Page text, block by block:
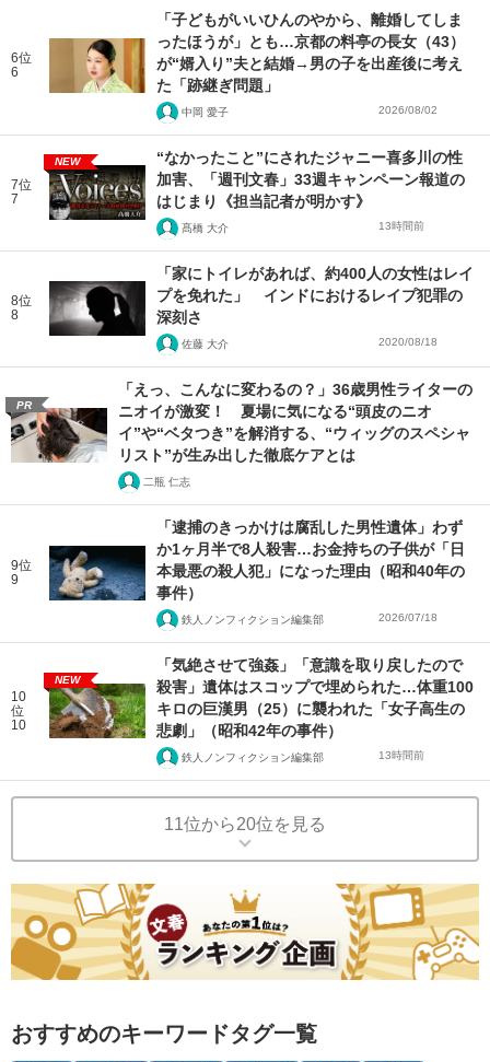
6位
6
「子どもがいいひんのやから、離婚してしま
ったほうが」とも…京都の料亭の長女（43）
が“婿入り”夫と結婚→男の子を出産後に考え
た「跡継ぎ問題」
中岡 愛子 2026/08/02
7位
7
NEW
“なかったこと”にされたジャニー喜多川の性
加害、「週刊文春」33週キャンペーン報道の
はじまり《担当記者が明かす》
髙橋 大介 13時間前
8位
8
「家にトイレがあれば、約400人の女性はレイ
プを免れた」 インドにおけるレイプ犯罪の
深刻さ
佐藤 大介 2020/08/18
PR
「えっ、こんなに変わるの？」36歳男性ライターの
ニオイが激変！ 夏場に気になる“頭皮のニオ
イ”や“ベタつき”を解消する、“ウィッグのスペシャ
リスト”が生み出した徹底ケアとは
二瓶 仁志
9位
9
「逮捕のきっかけは腐乱した男性遺体」わず
か1ヶ月半で8人殺害…お金持ちの子供が「日
本最悪の殺人犯」になった理由（昭和40年の
事件）
鉄人ノンフィクション編集部 2026/07/18
10
位
10
NEW
「気絶させて強姦」「意識を取り戻したので
殺害」遺体はスコップで埋められた…体重100
キロの巨漢男（25）に襲われた「女子高生の
悲劇」（昭和42年の事件）
鉄人ノンフィクション編集部 13時間前
11位から20位を見る
おすすめのキーワードタグ一覧